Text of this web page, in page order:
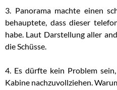
3. Panorama machte einen
behauptete, dass dieser
habe. Laut Darstellung aller
die Schüsse.
4. Es dürfte kein Problem
Kabine nachzuvollziehen.